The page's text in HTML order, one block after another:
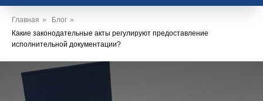
Главная » Блог »
Какие законодательные акты регулируют предоставление
исполнительной документации?